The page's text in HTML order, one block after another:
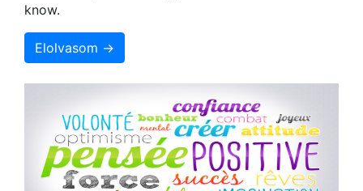
know.
Elolvasom →